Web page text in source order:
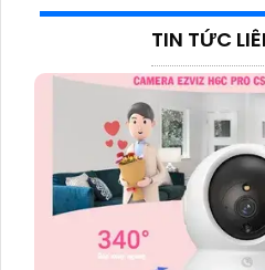
TIN TỨC